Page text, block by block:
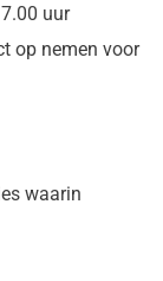
uur
op nemen voor
waarin